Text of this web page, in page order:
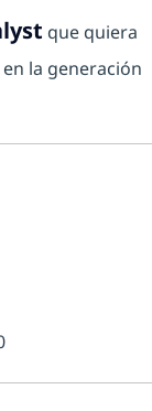
que quiera
la generación